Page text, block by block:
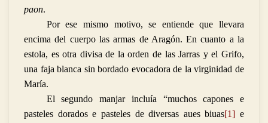
paon.
Por ese mismo motivo, se entiende que llevara
encima del cuerpo las armas de Aragón. En cuanto a la
estola, es otra divisa de la orden de las Jarras y el Grifo,
una faja blanca sin bordado evocadora de la virginidad de
María.
El segundo manjar incluía “muchos capones e
pasteles dorados e pasteles de diversas aues biuas[1] e